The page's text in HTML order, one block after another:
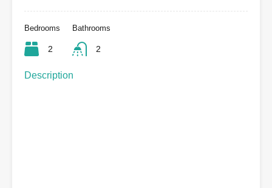
Bedrooms
2
Bathrooms
2
Description